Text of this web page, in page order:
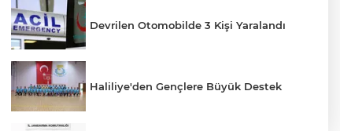
Devrilen Otomobilde 3 Kişi Yaralandı
Haliliye'den Gençlere Büyük Destek